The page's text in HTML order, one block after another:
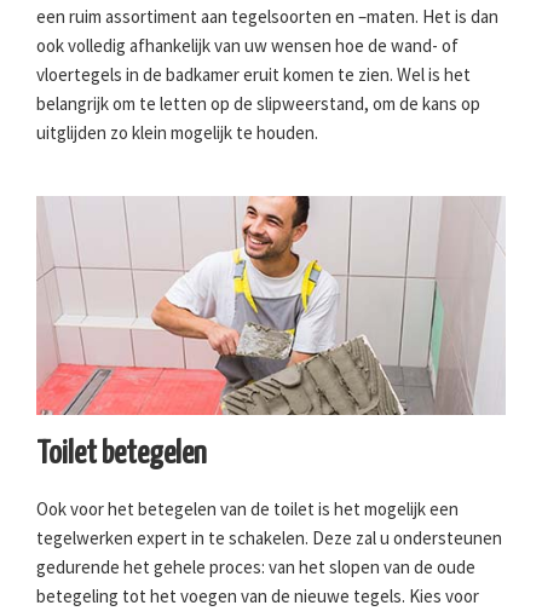
een ruim assortiment aan tegelsoorten en –maten. Het is dan
ook volledig afhankelijk van uw wensen hoe de wand- of
vloertegels in de badkamer eruit komen te zien. Wel is het
belangrijk om te letten op de slipweerstand, om de kans op
uitglijden zo klein mogelijk te houden.
Toilet betegelen
Ook voor het betegelen van de toilet is het mogelijk een
tegelwerken expert in te schakelen. Deze zal u ondersteunen
gedurende het gehele proces: van het slopen van de oude
betegeling tot het voegen van de nieuwe tegels. Kies voor